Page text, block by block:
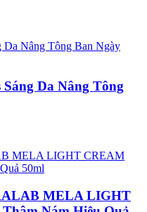
Da Nâng Tông
MELA LIGHT